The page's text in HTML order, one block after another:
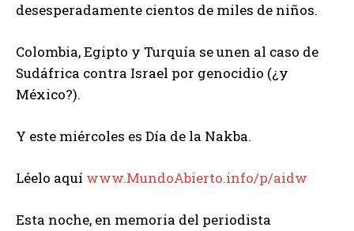
desesperadamente cientos de miles de niños.
Colombia, Egipto y Turquía se unen al caso de
Sudáfrica contra Israel por genocidio (¿y
México?).
Y este miércoles es Día de la Nakba.
Léelo aquí www.MundoAbierto.info/p/aidw
Esta noche, en memoria del periodista